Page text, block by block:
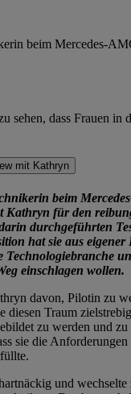
beim Mercedes-
sehen, dass Frauen in
mit Kathryn
beim
Kathryn für den
durchgeführten
hat sie aus
einschlagen wollen.
davon, Pilotin zu
diesen Traum
zu werden und
sie die
und wechselte